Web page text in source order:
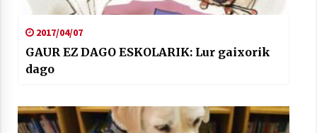
2017/04/07
GAUR EZ DAGO ESKOLARIK: Lur gaixorik
dago